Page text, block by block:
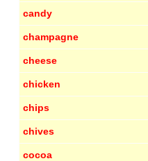
candy
champagne
cheese
chicken
chips
chives
cocoa